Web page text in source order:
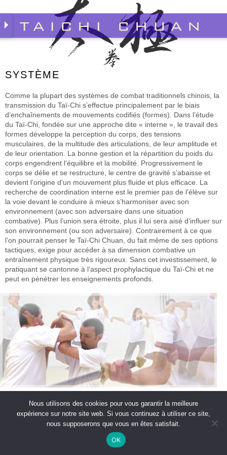
to
content
SYSTÈME
Comme la plupart des systèmes de combat traditionnels chinois, la
transmission du Taï-Chi s’effectue principalement par le biais
d’enchaînements de mouvements codifiés (formes). Dans l’étude
du Taï-Chi, fondée sur une approche dite « interne », le travail des
formes développe la perception du corps, des tensions
musculaires, de la multitude des articulations, de leur amplitude et
de leur orientation. La bonne gestion et la répartition du poids du
corps engendrent l’équilibre et la mobilité. Progressivement le
corps se délie et se restructure, le centre de gravité s’abaisse et
devient l’origine d’un mouvement plus fluide et plus efficace. La
recherche de coordination interne est le premier pas de l’élève sur
la voie devant le conduire à mieux s’harmoniser avec son
environnement (avec son adversaire dans une situation
combative). Plus l’union sera étroite, plus il lui sera aisé d’influer sur
son environnement (ou son adversaire). Contrairement à ce que
l’on pourrait penser le Taï-Chi Chuan, du fait même de ses options
tactiques, exige pour accéder à sa dimension combative un
entraînement physique très rigoureux. Sans cet investissement, le
pratiquant se cantonne à l’aspect prophylactique du Taï-Chi et ne
peut en pénétrer les enseignements profonds.
Nous utilisons des cookies pour vous garantir la meilleure
expérience sur notre site web. Si vous continuez à utiliser ce site,
nous supposerons que vous en êtes satisfait.
OK